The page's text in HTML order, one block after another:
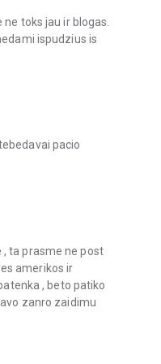
toks jau ir blogas.
ispudzius is
pacio
, ta prasme ne post
amerikos ir
, beto patiko
zanro zaidimu